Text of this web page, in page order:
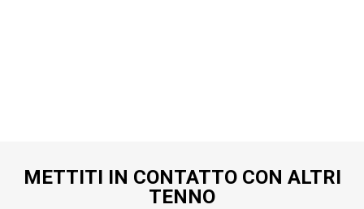
METTITI IN CONTATTO CON ALTRI
TENNO